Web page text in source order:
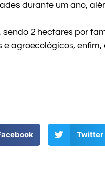
durante um ano,
, sendo 2 hectares por
agroecológicos,
Twitter